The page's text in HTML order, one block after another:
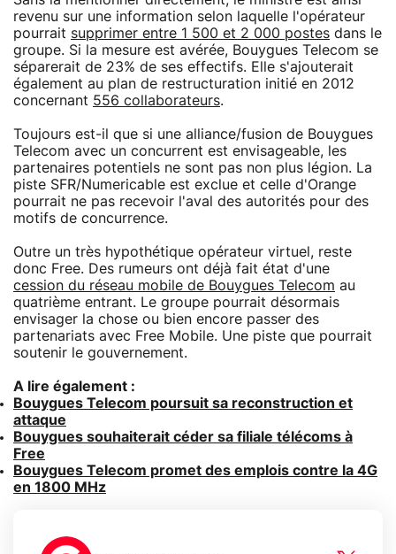
revenu sur une information selon laquelle l'opérateur
pourrait supprimer entre 1 500 et 2 000 postes dans le
groupe. Si la mesure est avérée, Bouygues Telecom se
séparerait de 23% de ses effectifs. Elle s'ajouterait
également au plan de restructuration initié en 2012
concernant 556 collaborateurs.
Toujours est-il que si une alliance/fusion de Bouygues
Telecom avec un concurrent est envisageable, les
partenaires potentiels ne sont pas non plus légion. La
piste SFR/Numericable est exclue et celle d'Orange
pourrait ne pas recevoir l'aval des autorités pour des
motifs de concurrence.
Outre un très hypothétique opérateur virtuel, reste
donc Free. Des rumeurs ont déjà fait état d'une
cession du réseau mobile de Bouygues Telecom au
quatrième entrant. Le groupe pourrait désormais
envisager la chose ou bien encore passer des
partenariats avec Free Mobile. Une piste que pourrait
soutenir le gouvernement.
A lire également :
Bouygues Telecom poursuit sa reconstruction et
attaque
Bouygues souhaiterait céder sa filiale télécoms à
Free
Bouygues Telecom promet des emplois contre la 4G
en 1800 MHz